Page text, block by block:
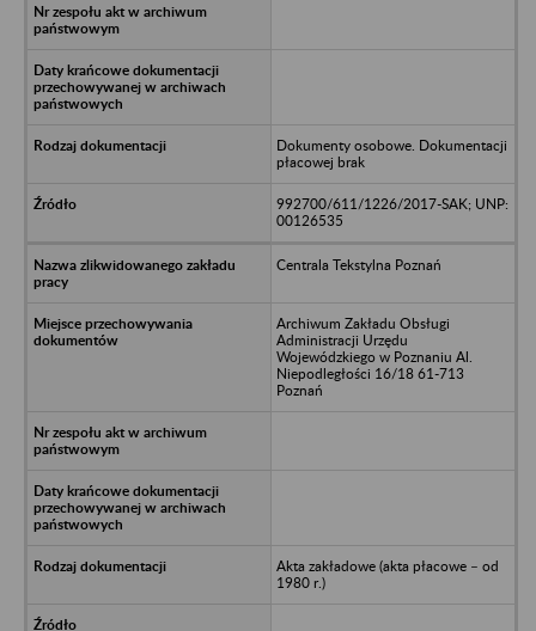
Dokumenty osobowe. Dokumentacji
płacowej brak
992700/611/1226/2017-SAK; UNP:
00126535
Centrala Tekstylna Poznań
Archiwum Zakładu Obsługi
Administracji Urzędu
Wojewódzkiego w Poznaniu Al.
Niepodległości 16/18 61-713
Poznań
Akta zakładowe (akta płacowe – od
1980 r.)